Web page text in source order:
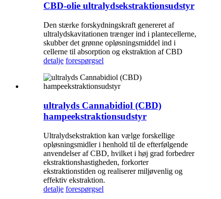
CBD-olie ultralydsekstraktionsudstyr
Den stærke forskydningskraft genereret af
ultralydskavitationen trænger ind i plantecellerne,
skubber det grønne opløsningsmiddel ind i
cellerne til absorption og ekstraktion af CBD
detalje forespørgsel
ultralyds Cannabidiol (CBD)
hampeekstraktionsudstyr
Ultralydsekstraktion kan vælge forskellige
opløsningsmidler i henhold til de efterfølgende
anvendelser af CBD, hvilket i høj grad forbedrer
ekstraktionshastigheden, forkorter
ekstraktionstiden og realiserer miljøvenlig og
effektiv ekstraktion.
detalje forespørgsel